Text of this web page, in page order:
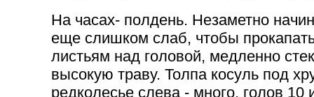
На часах- полдень. Незаметно
еще слишком слаб, чтобы
листьям над головой, медленно
высокую траву. Толпа косуль под
редколесье слева - много, голов 10